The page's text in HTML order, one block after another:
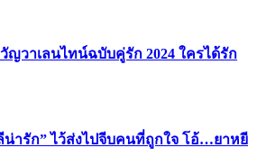
ญวาเลนไทน์ฉบับคู่รัก 2024 ใครได้รัก
น่ารัก” ไว้ส่งไปจีบคนที่ถูกใจ โอ้…ยาหยี